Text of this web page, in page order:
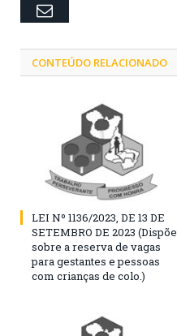
Email
CONTEÚDO RELACIONADO
LEI Nº 1136/2023, DE 13 DE
SETEMBRO DE 2023 (Dispõe
sobre a reserva de vagas
para gestantes e pessoas
com crianças de colo.)